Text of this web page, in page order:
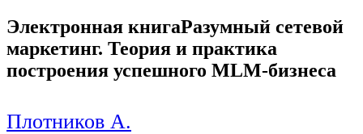
Электронная книгаРазумный сетевой
маркетинг. Теория и практика
построения успешного MLM-бизнеса
Плотников А.